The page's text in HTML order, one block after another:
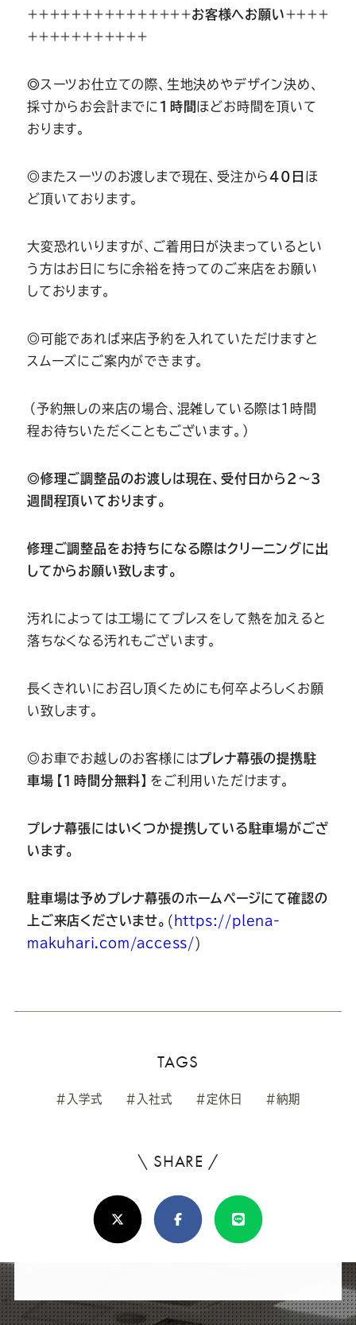
＋＋＋＋＋＋＋＋＋＋＋＋＋＋＋お客様へお願い＋＋＋＋
＋＋＋＋＋＋＋＋＋＋＋
◎スーツお仕立ての際、生地決めやデザイン決め、
採寸からお会計までに 1時間ほどお時間を頂いて
おります。
◎またスーツのお渡しまで現在、受注から40日 ほ
ど頂いております。
大変恐れいりますが、ご着用日が決まっているとい
う方はお日にちに余裕を持ってのご来店をお願い
しております。
◎可能であれば来店予約を入れていただけますと
スムーズにご案内ができます。
（予約無しの来店の場合、混雑している際は１時間
程お待ちいただくこともございます。）
◎修理ご調整品のお渡しは現在、受付日から2～3
週間程頂いております。
修理ご調整品をお持ちになる際はクリーニングに出
してからお願い致します。
汚れによっては工場にてプレスをして熱を加えると
落ちなくなる汚れもございます。
長くきれいにお召し頂くためにも何卒よろしくお願
い致します。
◎お車でお越しのお客様にはプレナ幕張の提携駐
車場【1時間分無料】 をご利用いただけます。
プレナ幕張にはいくつか提携している駐車場がござ
います。
駐車場は予めプレナ幕張のホームページにて確認の
上ご来店くださいませ。 ( https://plena-
makuhari.com/access/ )
TAGS
#入学式 #入社式 #定休日 #納期
\ SHARE /
ろ
し
け
ば
X(Twitter)FacebookLine